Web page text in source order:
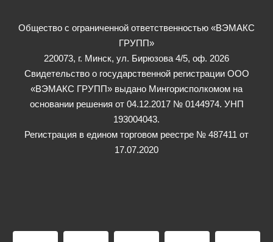
Общество с ограниченной ответственностью «ВЭМАКС
ГРУПП»
220073, г. Минск, ул. Бирюзова 4/5, оф. 2026
Свидетельство о государственной регистрации ООО
«ВЭМАКС ГРУПП» выдано Мингорисполкомом на
основании решения от 04.12.2017 № 0144974. УНП
193004043.
Регистрация в едином торговом реестре № 487411 от
17.07.2020